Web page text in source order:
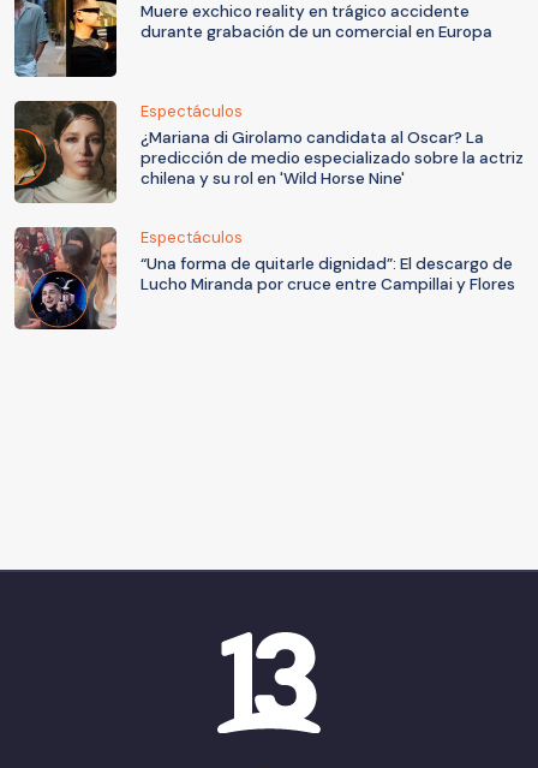
Muere exchico reality en trágico accidente
durante grabación de un comercial en Europa
Espectáculos
¿Mariana di Girolamo candidata al Oscar? La
predicción de medio especializado sobre la actriz
chilena y su rol en 'Wild Horse Nine'
Espectáculos
“Una forma de quitarle dignidad”: El descargo de
Lucho Miranda por cruce entre Campillai y Flores